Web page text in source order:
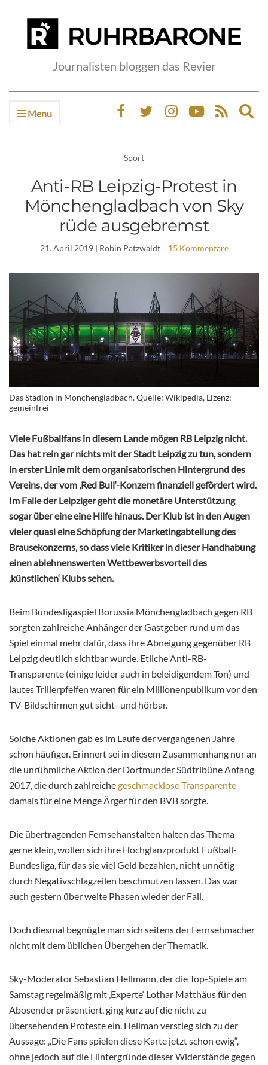
Journalisten bloggen das Revier
Menu
Sport
Anti-RB Leipzig-Protest in
Mönchengladbach von Sky
rüde ausgebremst
21. April 2019| Robin Patzwaldt 15 Kommentare
Das Stadion in Mönchengladbach. Quelle: Wikipedia, Lizenz:
gemeinfrei
Viele Fußballfans in diesem Lande mögen RB Leipzig nicht.
Das hat rein gar nichts mit der Stadt Leipzig zu tun, sondern
in erster Linie mit dem organisatorischen Hintergrund des
Vereins, der vom ‚Red Bull‘-Konzern finanziell gefördert wird.
Im Falle der Leipziger geht die monetäre Unterstützung
sogar über eine eine Hilfe hinaus. Der Klub ist in den Augen
vieler quasi eine Schöpfung der Marketingabteilung des
Brausekonzerns, so dass viele Kritiker in dieser Handhabung
einen ablehnenswerten Wettbewerbsvorteil des
‚künstlichen‘ Klubs sehen.
Beim Bundesligaspiel Borussia Mönchengladbach gegen RB
sorgten zahlreiche Anhänger der Gastgeber rund um das
Spiel einmal mehr dafür, dass ihre Abneigung gegenüber RB
Leipzig deutlich sichtbar wurde. Etliche Anti-RB-
Transparente (einige leider auch in beleidigendem Ton) und
lautes Trillerpfeifen waren für ein Millionenpublikum vor den
TV-Bildschirmen gut sicht- und hörbar.
Solche Aktionen gab es im Laufe der vergangenen Jahre
schon häufiger. Erinnert sei in diesem Zusammenhang nur an
die unrühmliche Aktion der Dortmunder Südtribüne Anfang
2017, die durch zahlreichegeschmacklose Transparente
damals für eine Menge Ärger für den BVB sorgte.
Die übertragenden Fernsehanstalten halten das Thema
gerne klein, wollen sich ihre Hochglanzprodukt Fußball-
Bundesliga, für das sie viel Geld bezahlen, nicht unnötig
durch Negativschlagzeilen beschmutzen lassen. Das war
auch gestern über weite Phasen wieder der Fall.
Doch diesmal begnügte man sich seitens der Fernsehmacher
nicht mit dem üblichen Übergehen der Thematik.
Sky-Moderator Sebastian Hellmann, der die Top-Spiele am
Samstag regelmäßig mit ‚Experte‘ Lothar Matthäus für den
Abosender präsentiert, ging kurz auf die nicht zu
übersehenden Proteste ein. Hellman verstieg sich zu der
Aussage: „Die Fans spielen diese Karte jetzt schon ewig“,
ohne jedoch auf die Hintergründe dieser Widerstände gegen